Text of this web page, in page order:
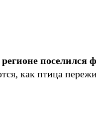
поселился
как птица